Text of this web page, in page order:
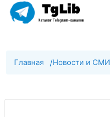
Главная /Новости и СМИ